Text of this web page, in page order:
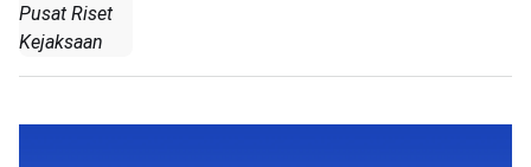
Pusat Riset
Kejaksaan